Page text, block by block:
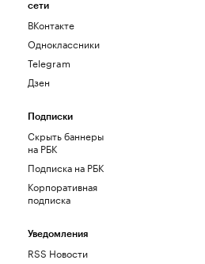
сети
ВКонтакте
Одноклассники
Telegram
Дзен
Подписки
Скрыть баннеры
на РБК
Подписка на РБК
Корпоративная
подписка
Уведомления
RSS Новости